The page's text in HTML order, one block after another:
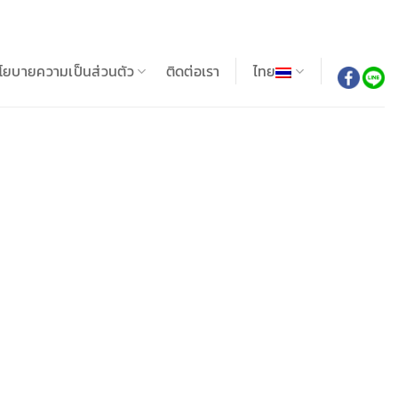
ยบายความเป็นส่วนตัว ติดต่อเรา ไทย